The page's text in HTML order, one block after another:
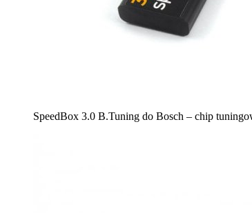
SpeedBox 3.0 B.Tuning do Bosch – chip